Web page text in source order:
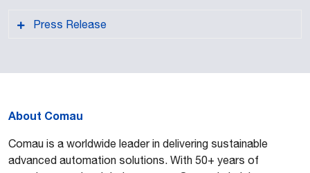
Press Release
About Comau
Comau is a worldwide leader in delivering sustainable
advanced automation solutions. With 50+ years of